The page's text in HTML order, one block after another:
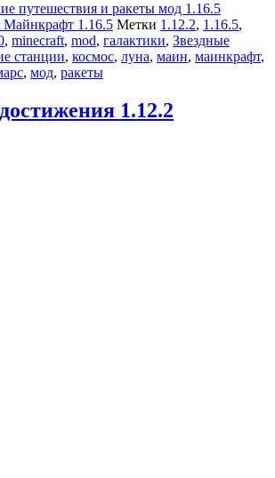
путешествия и ракеты мод 1.16.5
1.16.5 Метки 1.12.2, 1.16.5,
, minecraft, mod, галактики, Звездные
станции, космос, луна, маин, маинкрафт,
, мод, ракеты
1.12.2